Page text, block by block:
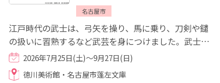
名古屋市
江戸時代の武士は、弓矢を操り、馬に乗り、刀剣や鑓
の扱いに習熟するなど武芸を身につけました。武士は
合戦に参加するため、日頃より武芸の修練に...
2026年7月25日(土)～9月27日(日)
徳川美術館・名古屋市蓬左文庫